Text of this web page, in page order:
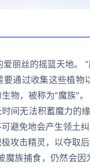
丽丝的摇篮天地。
通过收集这些植
物，被称为“魔族”
间无法积蓄魔力的
避免地会产生领土
攻击精灵，以夺取
魔族捕食，仍然会